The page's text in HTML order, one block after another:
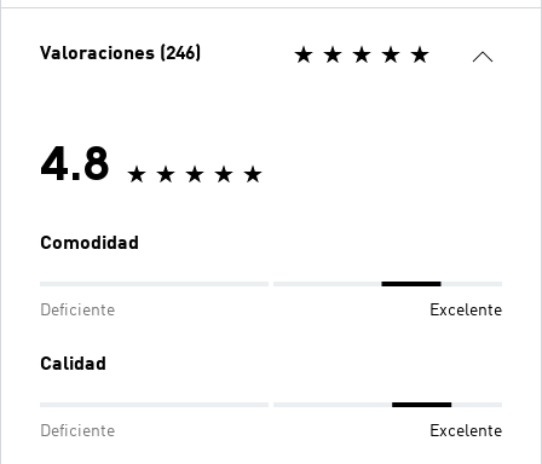
Valoraciones (246)
4.8
Comodidad
Deficiente Excelente
Calidad
Deficiente Excelente